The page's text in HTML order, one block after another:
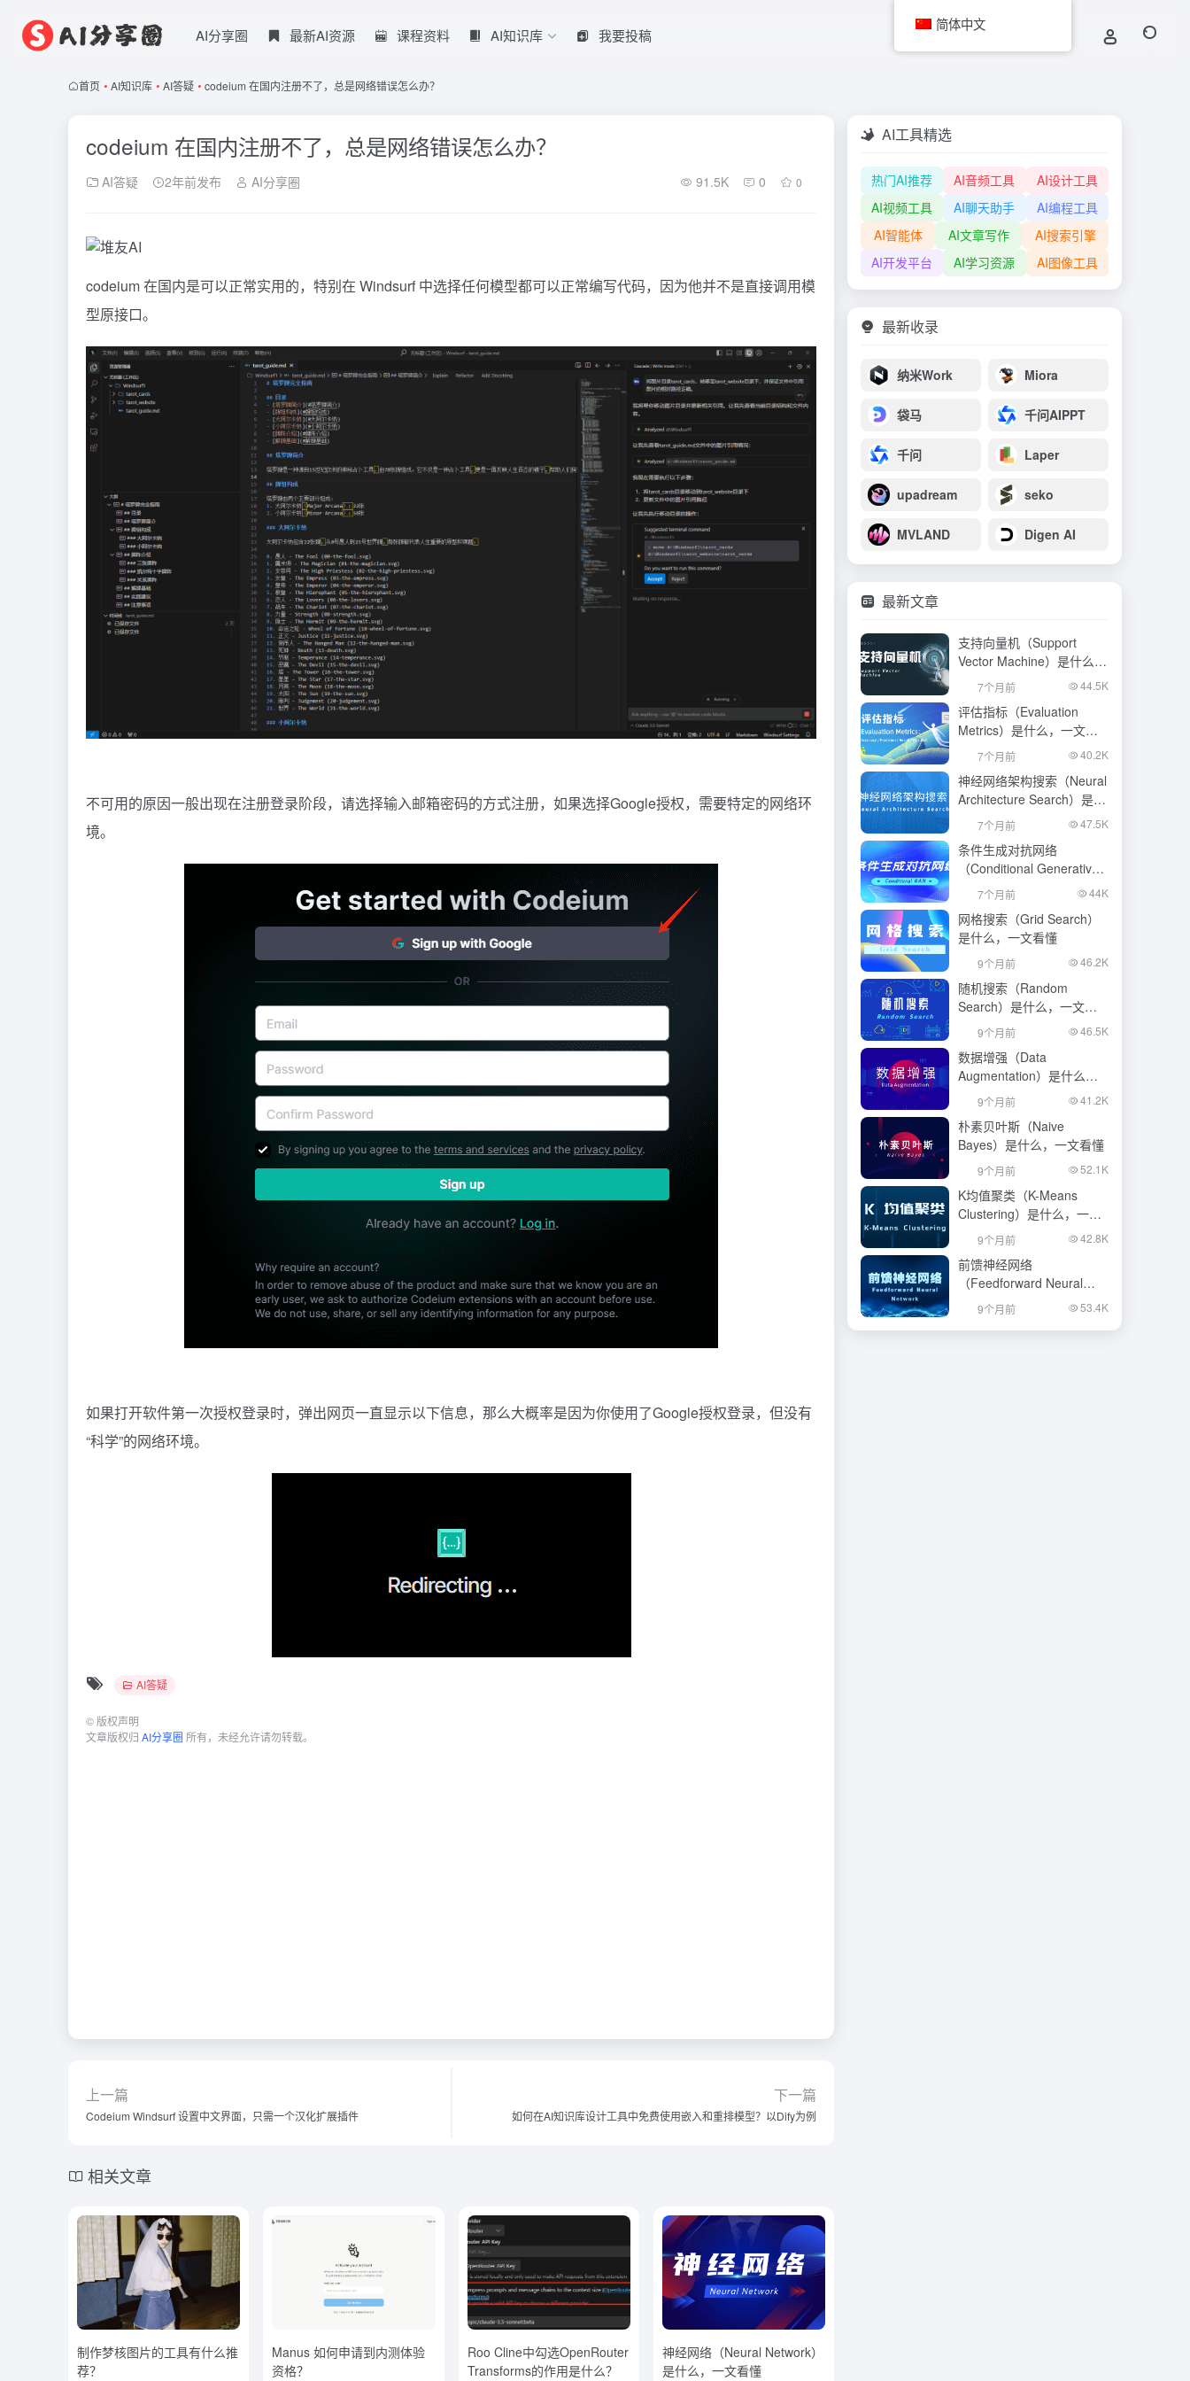
AI分享圈 最新AI资源 课程资料 AI知识库 我要投稿
首页 • AI知识库 • AI答疑 • codeium 在国内注册不了，总是网络错误怎么办？
codeium 在国内注册不了，总是网络错误怎么办？
AI答疑 2年前发布 AI分享圈 91.5K 0 0
codeium在国内是可以正常实用的，特别在 Windsurf 中选择任何模型都可以正常编写代码，因为他并不是直接调用模
型原接口。
不可用的原因一般出现在注册登录阶段，请选择输入邮箱密码的方式注册，如果选择Google授权，需要特定的网络环
境。
如果打开软件第一次授权登录时，弹出网页一直显示以下信息，那么大概率是因为你使用了Google授权登录，但没有
“科学”的网络环境。
AI答疑
© 版权声明
文章版权归 AI分享圈 所有，未经允许请勿转载。
上一篇
Codeium Windsurf 设置中文界面，只需一个汉化扩展插件
下一篇
如何在AI知识库设计工具中免费使用嵌入和重排模型？以Dify为例
相关文章
制作梦核图片的工具有什么推
荐？
Manus 如何申请到内测体验
资格？
Roo Cline中勾选OpenRouter
Transforms的作用是什么？
神经网络（Neural Network）
是什么，一文看懂
AI工具精选
热门AI推荐 AI音频工具
AI设计工具
AI视频工具
AI聊天助手
AI编程工具
AI智能体
AI文章写作
AI搜索引擎
AI开发平台
AI学习资源 AI图像工具
最新收录
纳米Work Miora
袋马 千问AIPPT
千问 Laper
upadream seko
MVLAND Digen AI
最新文章
支持向量机（Support
Vector Machine）是什么，
一文看懂
7个月前 44.5K
评估指标（Evaluation
Metrics）是什么，一文看
7个月前 40.2K
神经网络架构搜索（Neural
Architecture Search）是什
么，一文看懂
7个月前 47.5K
条件生成对抗网络
（Conditional Generative
Adversarial Network）是什
么，一文看懂
7个月前 44K
网格搜索（Grid Search）
是什么，一文看懂
9个月前 46.2K
随机搜索（Random
Search）是什么，一文看
9个月前 46.5K
数据增强（Data
Augmentation）是什么，
一文看懂
9个月前 41.2K
朴素贝叶斯（Naive
Bayes）是什么，一文看懂
9个月前 52.1K
K均值聚类（K-Means
Clustering）是什么，一文
看懂9个月前 42.8K
前馈神经网络
（Feedforward Neural
Network）是什么，一文看
9个月前 53.4K
简体中文